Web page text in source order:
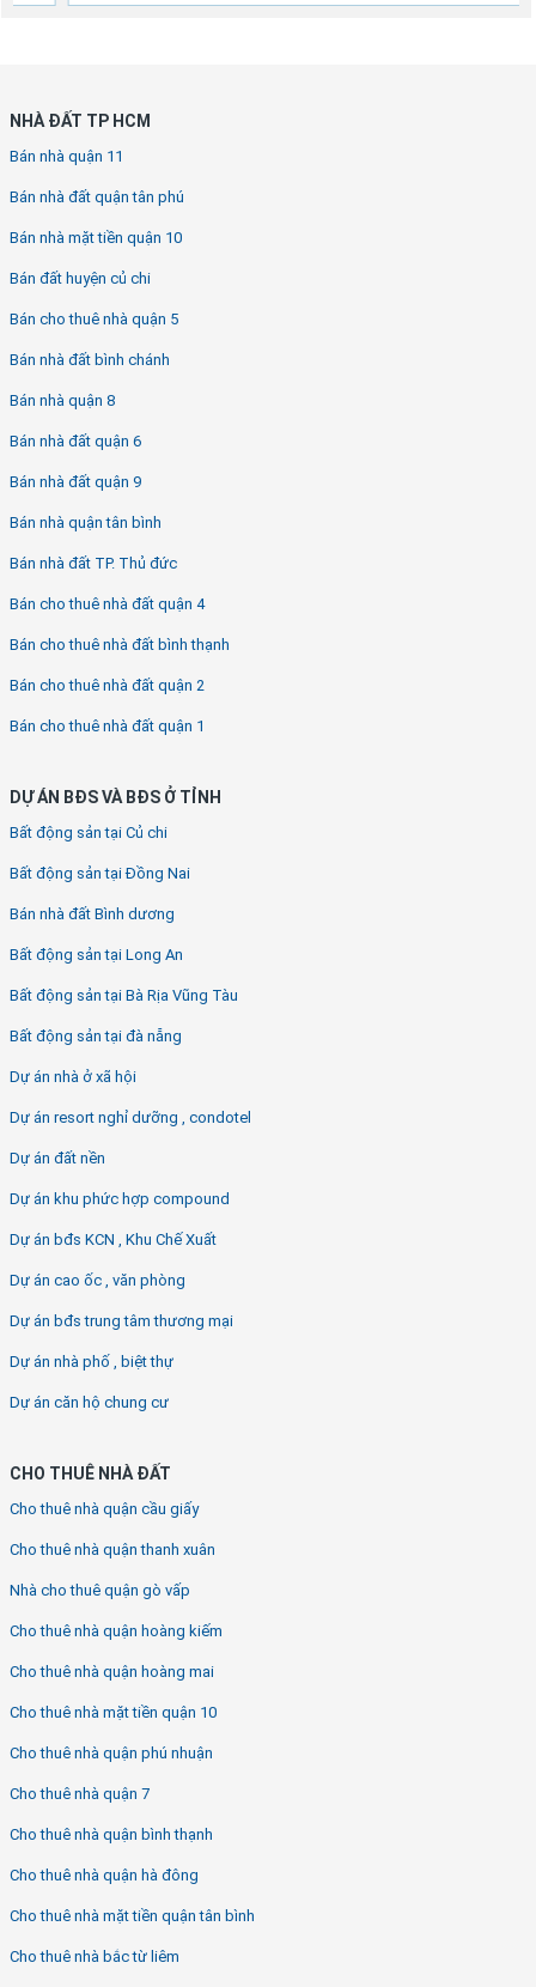
NHÀ ĐẤT TP HCM
Bán nhà quận 11
Bán nhà đất quận tân phú
Bán nhà mặt tiền quận 10
Bán đất huyện củ chi
Bán cho thuê nhà quận 5
Bán nhà đất bình chánh
Bán nhà quận 8
Bán nhà đất quận 6
Bán nhà đất quận 9
Bán nhà quận tân bình
Bán nhà đất TP. Thủ đức
Bán cho thuê nhà đất quận 4
Bán cho thuê nhà đất bình thạnh
Bán cho thuê nhà đất quận 2
Bán cho thuê nhà đất quận 1
DỰ ÁN BĐS VÀ BĐS Ở TỈNH
Bất động sản tại Củ chi
Bất động sản tại Đồng Nai
Bán nhà đất Bình dương
Bất động sản tại Long An
Bất động sản tại Bà Rịa Vũng Tàu
Bất động sản tại đà nẵng
Dự án nhà ở xã hội
Dự án resort nghỉ dưỡng , condotel
Dự án đất nền
Dự án khu phức hợp compound
Dự án bđs KCN , Khu Chế Xuất
Dự án cao ốc , văn phòng
Dự án bđs trung tâm thương mại
Dự án nhà phố , biệt thự
Dự án căn hộ chung cư
CHO THUÊ NHÀ ĐẤT
Cho thuê nhà quận cầu giấy
Cho thuê nhà quận thanh xuân
Nhà cho thuê quận gò vấp
Cho thuê nhà quận hoàng kiếm
Cho thuê nhà quận hoàng mai
Cho thuê nhà mặt tiền quận 10
Cho thuê nhà quận phú nhuận
Cho thuê nhà quận 7
Cho thuê nhà quận bình thạnh
Cho thuê nhà quận hà đông
Cho thuê nhà mặt tiền quận tân bình
Cho thuê nhà bắc từ liêm